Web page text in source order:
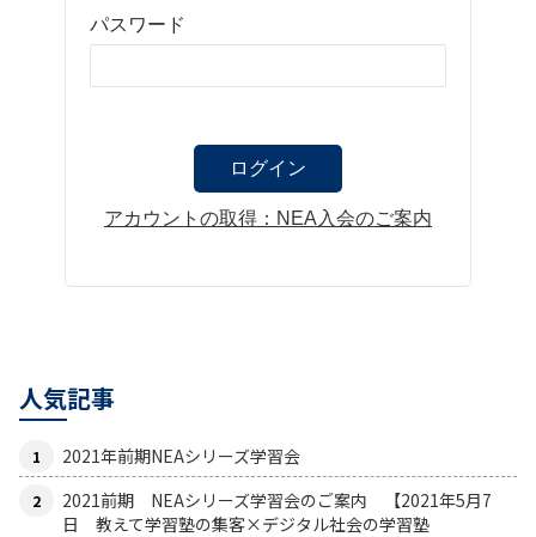
パスワード
アカウントの取得：NEA入会のご案内
人気記事
2021年前期NEAシリーズ学習会
2021前期 NEAシリーズ学習会のご案内 【2021年5月7
日 教えて学習塾の集客×デジタル社会の学習塾